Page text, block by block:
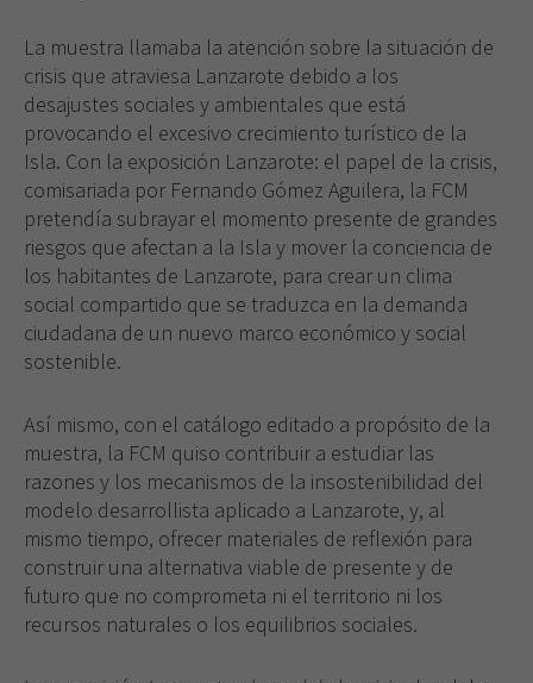
La muestra llamaba la atención sobre la situación de
crisis que atraviesa Lanzarote debido a los
desajustes sociales y ambientales que está
provocando el excesivo creci­miento turístico de la
Isla. Con la exposición Lanzarote: el papel de la crisis,
comisariada por Fernando Gómez Aguilera, la FCM
pretendía subrayar el momento presente de grandes
riesgos que afectan a la Isla y mover la conciencia de
los habitantes de Lanzarote, para crear un clima
social compartido que se traduzca en la demanda
ciudadana de un nuevo marco económico y social
sostenible.
Así mismo, con el catálogo editado a propósito de la
muestra, la FCM quiso contribuir a estudiar las
razo­nes y los mecanismos de la insostenibilidad del
modelo desarrollista aplicado a Lanzarote, y, al
mismo tiempo, ofrecer materiales de reflexión para
construir una al­ternativa viable de presente y de
futuro que no com­prometa ni el territorio ni los
recursos naturales o los equilibrios sociales.